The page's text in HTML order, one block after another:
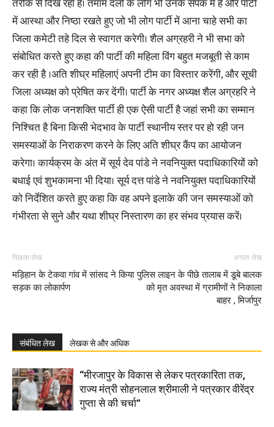
तरीके से दिख रहा है। तमाम दलों के लोग भी उनके संपर्क में है और पार्टी
में आस्था और निष्ठा रखते हुए जो भी लोग पार्टी में आना चाहे सभी का
जिला कमेटी तहे दिल से स्वागत करेगी। शैल अग्रहरी ने भी सभा को
संबोधित करते हुए कहा की पार्टी की महिला विंग बहुत मजबूती से काम
कर रही है ।अति शीघ्र महिलाएं अपनी टीम का विस्तार करेंगी, और सूची
जिला अध्यक्ष को प्रेषित कर देंगी। पार्टी के नगर अध्यक्ष शैल अग्रहरि ने
कहा कि लोक जनशक्ति पार्टी ही एक ऐसी पार्टी है जहां सभी का सम्मान
निश्चित है बिना किसी भेदभाव के पार्टी स्थानीय स्तर पर हो रही जन
समस्याओं के निराकरण करने के लिए अति शीघ्र कैंप का आयोजन
करेगा। कार्यक्रम के अंत में सूर्य देव पांडे ने नवनियुक्त पदाधिकारियों को
बधाई एवं शुभकामना भी दिया। सूर्य दत्त पांडे ने नवनियुक्त पदाधिकारियों
को निर्देशित करते हुए कहा कि वह अपने इलाके की जन समस्याओं को
गंभीरता से सुने और यथा शीघ्र निस्तारण का हर संभव प्रयास करें।
पिछला लेख
मड़िहान के टेकवा गांव में सांसद ने किया
सड़क का लोकार्पण
अगला लेख
पुलिस लाइन के पीछे तालाब में डूबे बालक
को मृत अवस्था में ग्रामीणों ने निकाला
बाहर , मिर्जापुर
संबंधित लेख लेखक से और अधिक
“मीरजापुर के विकास से लेकर पत्रकारिता तक,
राज्य मंत्री सोहनलाल श्रीमाली ने पत्रकार वीरेंद्र
गुप्ता से की चर्चा”